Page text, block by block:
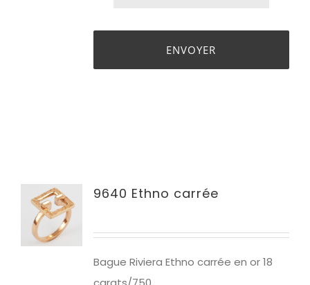
SELECT
OPTIONS
9640 Ethno carrée
Bague Riviera Ethno carrée en or 18